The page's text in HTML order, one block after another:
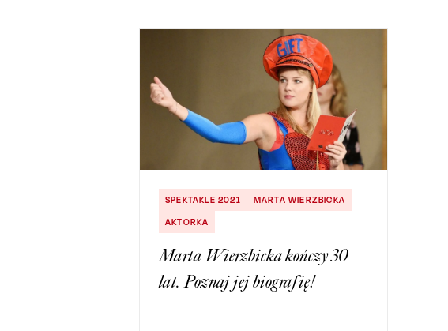
SPEKTAKLE 2021
MARTA WIERZBICKA
AKTORKA
Marta Wierzbicka kończy 30
lat. Poznaj jej biografię!